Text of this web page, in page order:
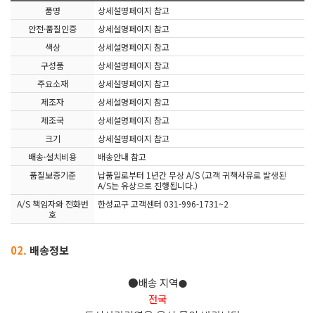
품명
상세설명페이지 참고
안전·품질인증
상세설명페이지 참고
색상
상세설명페이지 참고
구성품
상세설명페이지 참고
주요소재
상세설명페이지 참고
제조자
상세설명페이지 참고
제조국
상세설명페이지 참고
크기
상세설명페이지 참고
배송·설치비용
배송안내 참고
품질보증기준
납품일로부터 1년간 무상 A/S (고객 귀책사유로 발생된
A/S는 유상으로 진행됩니다.)
A/S 책임자와 전화번
호
한성교구 고객센터 031-996-1731~2
02. 배송정보
●배송 지역●
전국